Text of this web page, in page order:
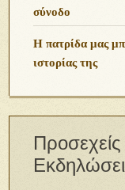
σύνοδο
Η πατρίδα μας
ιστορίας της
Προσεχείς